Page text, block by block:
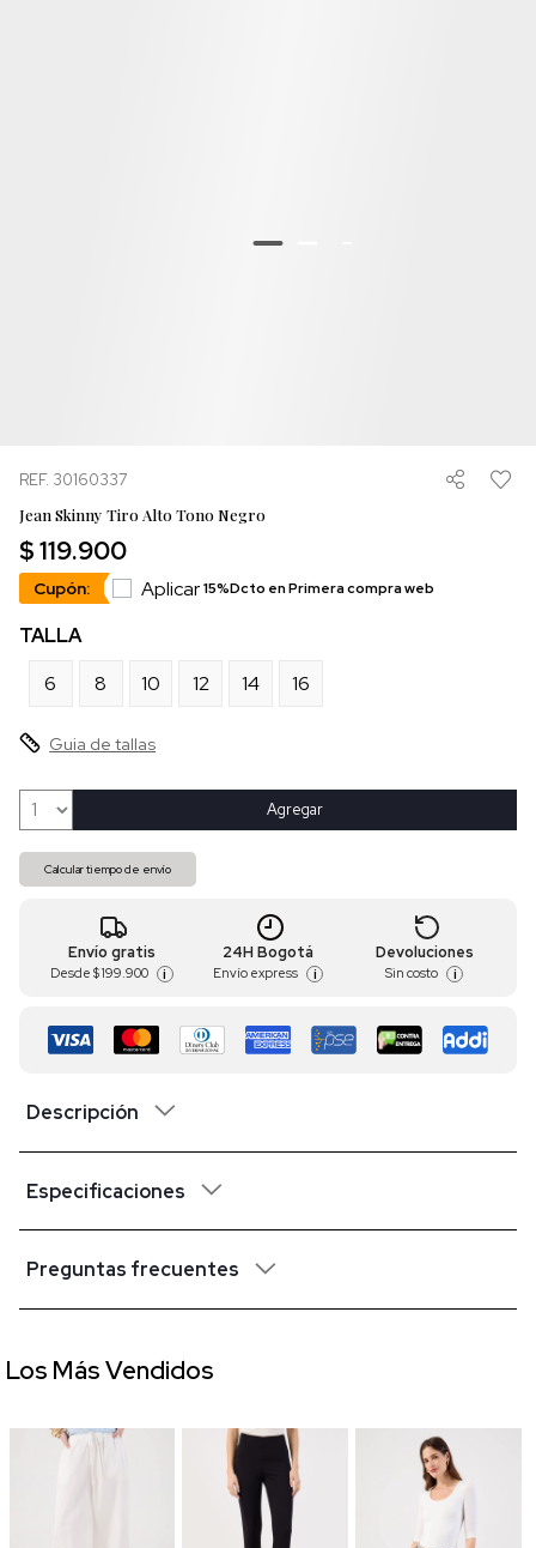
REF. 30160337
Jean Skinny Tiro Alto Tono Negro
$ 119.900
Cupón: Aplicar15%Dcto en Primera compra web
TALLA
6
8 10 12 14 16
Guia de tallas
Agregar
Calcular tiempo de envío
Envío gratis
Desde $ 199.900 i
24H Bogotá
Envío express i
Devoluciones
Sin costo i
Descripción
Especificaciones
Preguntas frecuentes
Los Más Vendidos